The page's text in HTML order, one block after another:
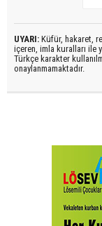
UYARI: Küfür, hakaret,
içeren, imla kuralları ile
Türkçe karakter
onaylanmamaktadır.